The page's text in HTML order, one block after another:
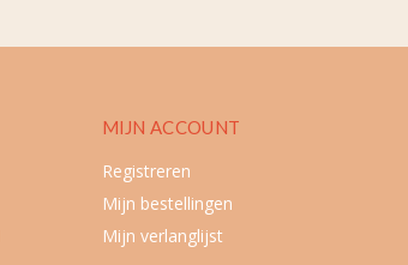
MIJN ACCOUNT
Registreren
Mijn bestellingen
Mijn verlanglijst